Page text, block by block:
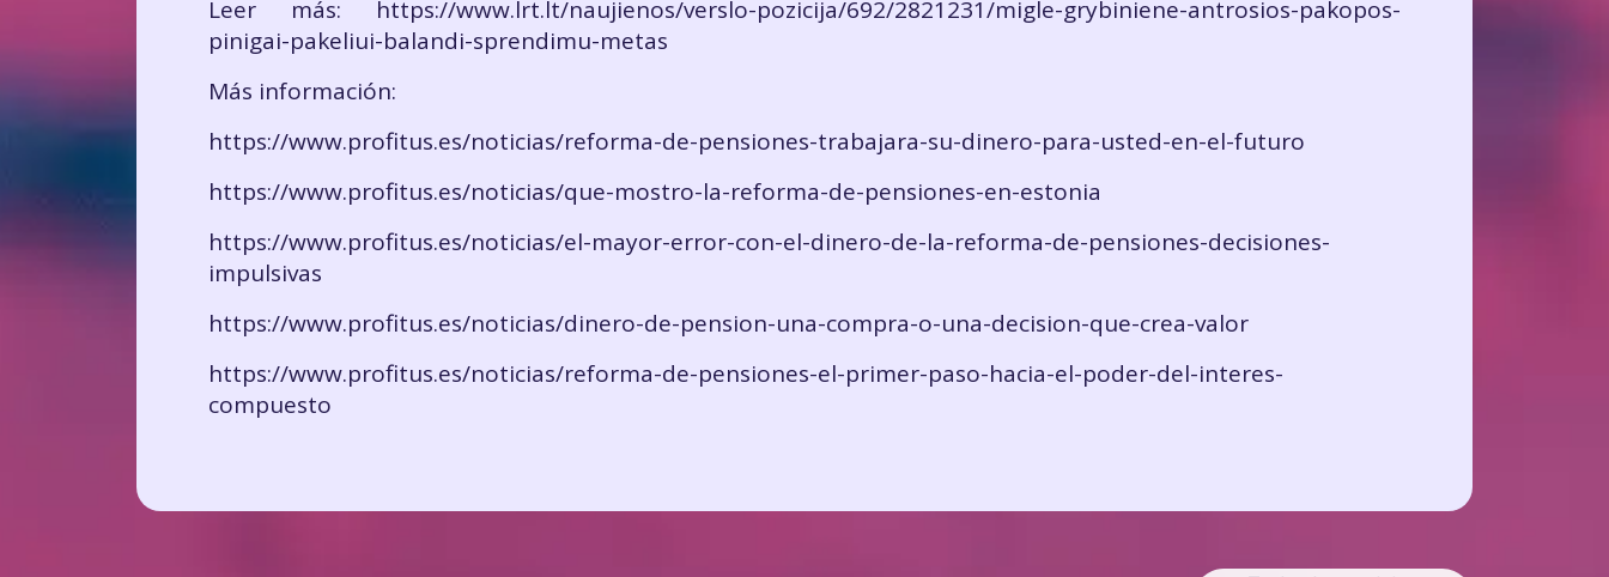
Leer más: https://www.lrt.lt/naujienos/verslo-pozicija/692/2821231/migle-grybiniene-antrosios-pakopos-
pinigai-pakeliui-balandi-sprendimu-metas
Más información:
https://www.profitus.es/noticias/reforma-de-pensiones-trabajara-su-dinero-para-usted-en-el-futuro
https://www.profitus.es/noticias/que-mostro-la-reforma-de-pensiones-en-estonia
https://www.profitus.es/noticias/el-mayor-error-con-el-dinero-de-la-reforma-de-pensiones-decisiones-
impulsivas
https://www.profitus.es/noticias/dinero-de-pension-una-compra-o-una-decision-que-crea-valor
https://www.profitus.es/noticias/reforma-de-pensiones-el-primer-paso-hacia-el-poder-del-interes-
compuesto